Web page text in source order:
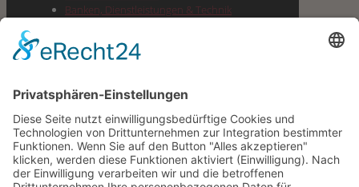
Ban­ken, Dienst­leis­tun­gen & Technik
Gesund­heit, Well­ness & Beauty
Buch­hand­lung, Pres­se, Büro­be­darf &
Juwe­lier, Optik & Schmuck
Unter­neh­men
Impres­sum
Daten­schutz­er­klä­rung